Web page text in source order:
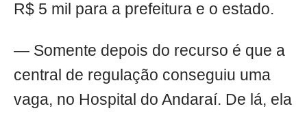
R$ 5 mil para a prefeitura e o estado.
— Somente depois do recurso é que a
central de regulação conseguiu uma
vaga, no Hospital do Andaraí. De lá, ela